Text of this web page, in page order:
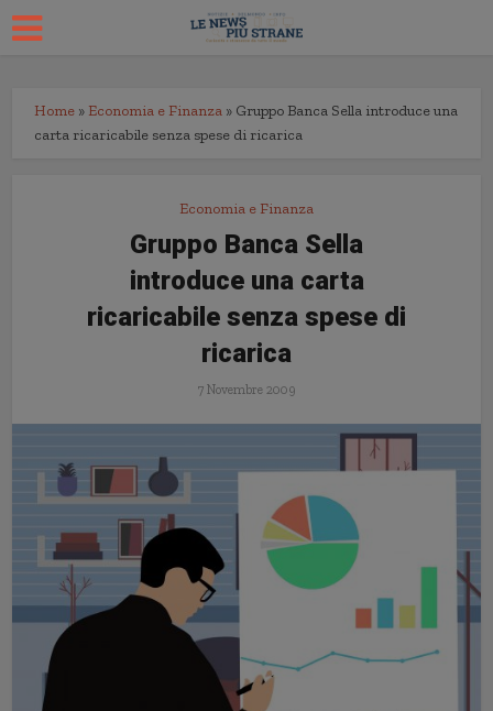
Home » Economia e Finanza » Gruppo Banca Sella introduce una
carta ricaricabile senza spese di ricarica
Economia e Finanza
Gruppo Banca Sella
introduce una carta
ricaricabile senza spese di
ricarica
7 Novembre 2009